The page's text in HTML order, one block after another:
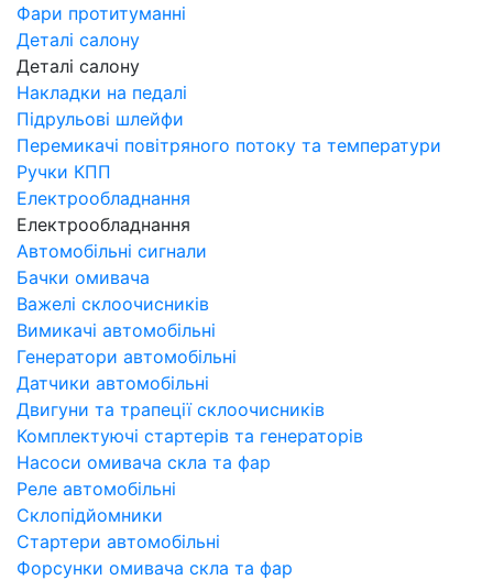
Фари протитуманні
Деталі салону
Деталі салону
Накладки на педалі
Підрульові шлейфи
Перемикачі повітряного потоку та температури
Ручки КПП
Електрообладнання
Електрообладнання
Автомобільні сигнали
Бачки омивача
Важелі склоочисників
Вимикачі автомобільні
Генератори автомобільні
Датчики автомобільні
Двигуни та трапеції склоочисників
Комплектуючі стартерів та генераторів
Насоси омивача скла та фар
Реле автомобільні
Склопідйомники
Стартери автомобільні
Форсунки омивача скла та фар